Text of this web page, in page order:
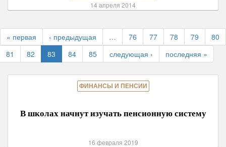
14 апреля 2014
« первая ‹ предыдущая … 76 77 78 79
80
81
82 83 84 85 следующая › последняя »
ФИНАНСЫ И ПЕНСИИ
В школах начнут изучать пенсионную систему
16 февраля 2019